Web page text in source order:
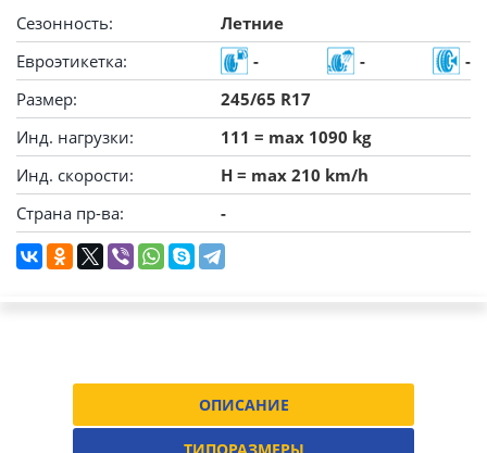
Сезонность:
Летние
Евроэтикетка:
- -
-
Размер:
245/65 R17
Инд. нагрузки:
111 = max 1090 kg
Инд. скорости:
H = max 210 km/h
Страна пр-ва:
-
ОПИСАНИЕ
ТИПОРАЗМЕРЫ